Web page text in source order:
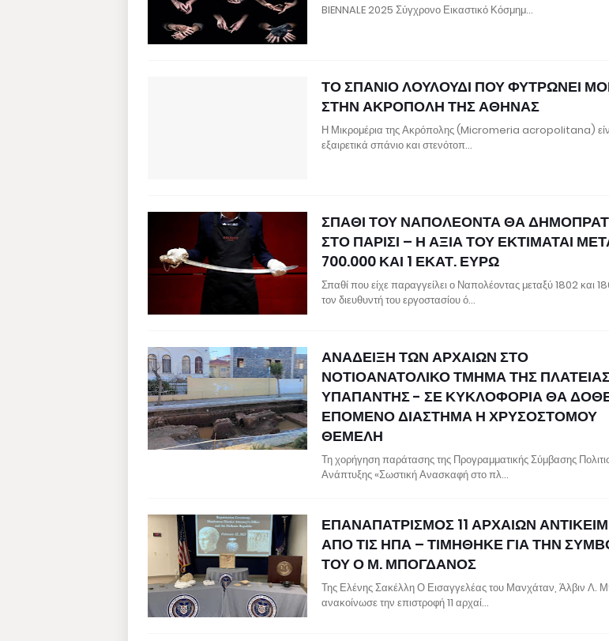
BIENNALE 2025 Σύγχρονο Εικαστικό Κόσμημ…
ΤΟ ΣΠΑΝΙΟ ΛΟΥΛΟΥΔΙ ΠΟΥ ΦΥΤΡΩΝΕΙ
ΣΤΗΝ ΑΚΡΟΠΟΛΗ ΤΗΣ ΑΘΗΝΑΣ
Η Μικρομέρια της Ακρόπολης (Micromeria acropolitana)
εξαιρετικά σπάνιο και στενότοπ…
ΣΠΑΘΙ ΤΟΥ ΝΑΠΟΛΕΟΝΤΑ ΘΑ
ΣΤΟ ΠΑΡΙΣΙ – Η ΑΞΙΑ ΤΟΥ ΕΚΤΙΜΑΤΑΙ
700.000 ΚΑΙ 1 ΕΚΑΤ. ΕΥΡΩ
Σπαθί που είχε παραγγείλει ο Ναπολέοντας μεταξύ 1802 και
τον διευθυντή του εργοστασίου ό…
ΑΝΑΔΕΙΞΗ ΤΩΝ ΑΡΧΑΙΩΝ ΣΤΟ
ΝΟΤΙΟΑΝΑΤΟΛΙΚΟ ΤΜΗΜΑ ΤΗΣ
ΥΠΑΠΑΝΤΗΣ - ΣΕ ΚΥΚΛΟΦΟΡΙΑ ΘΑ
ΕΠΟΜΕΝΟ ΔΙΑΣΤΗΜΑ Η ΧΡΥΣΟΣΤΟΜΟΥ
ΘΕΜΕΛΗ
Τη χορήγηση παράτασης της Προγραμματικής Σύμβασης
Ανάπτυξης «Σωστική Ανασκαφή στο πλ…
ΕΠΑΝΑΠΑΤΡΙΣΜΟΣ 11 ΑΡΧΑΙΩΝ
ΑΠΟ ΤΙΣ ΗΠΑ – ΤΙΜΗΘΗΚΕ ΓΙΑ ΤΗΝ
ΤΟΥ Ο Μ. ΜΠΟΓΔΑΝΟΣ
Της Ελένης Σακέλλη Ο Εισαγγελέας του Μανχάταν, Άλβιν Λ.
ανακοίνωσε την επιστροφή 11 αρχαί…